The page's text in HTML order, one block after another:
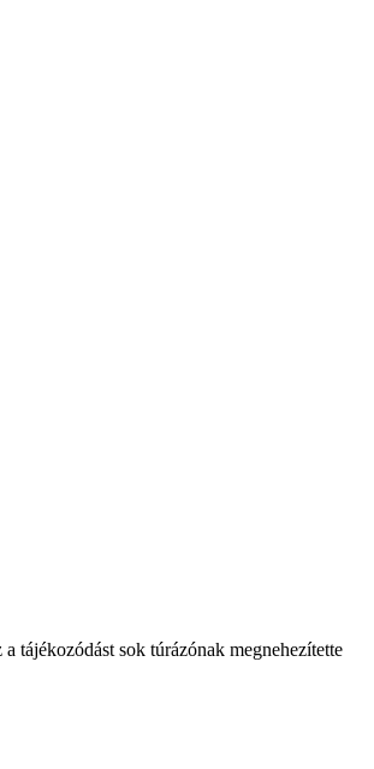
tájékozódást sok túrázónak megnehezítette